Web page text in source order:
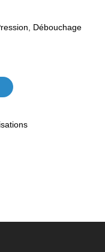
Débouchage